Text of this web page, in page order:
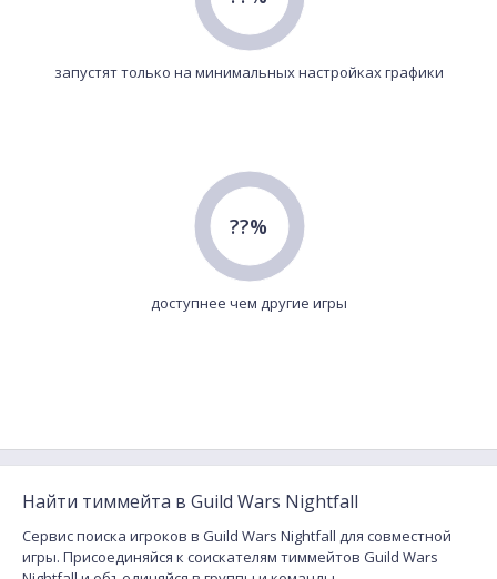
запустят только на минимальных настройках графики
??%
доступнее чем другие игры
Найти тиммейта в Guild Wars Nightfall
Сервис поиска игроков в Guild Wars Nightfall для совместной
игры. Присоединяйся к соискателям тиммейтов Guild Wars